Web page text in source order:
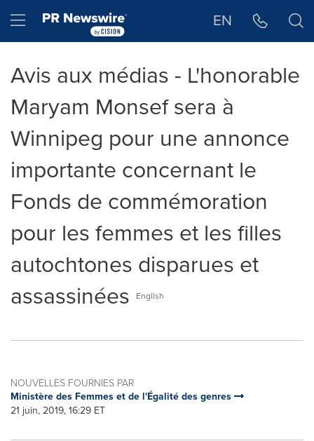
Hamburger menu EN
Avis aux médias - L'honorable
Maryam Monsef sera à
Winnipeg pour une annonce
importante concernant le
Fonds de commémoration
pour les femmes et les filles
autochtones disparues et
assassinées
English
NOUVELLES FOURNIES PAR
Ministère des Femmes et de l'Égalité des genres
21 juin, 2019, 16:29 ET